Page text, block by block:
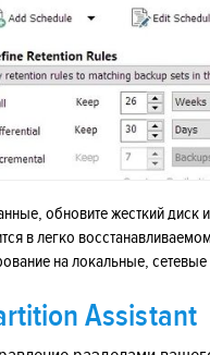
обновите жесткий
в легко
на локальные, сетевые
Assistant